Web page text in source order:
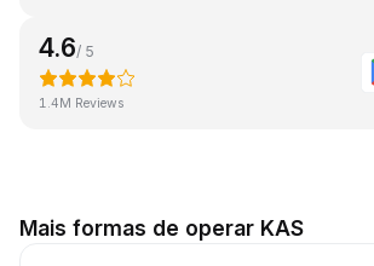
4.6/ 5
1.4M Reviews
Mais formas de operar KAS